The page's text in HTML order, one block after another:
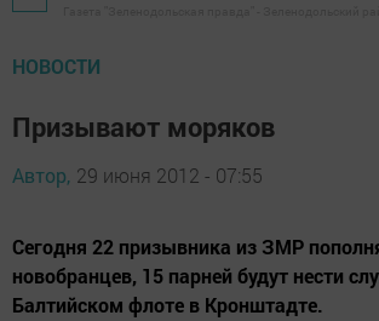
НОВОСТИ
Призывают моряков
Автор, 29 июня 2012 - 07:55
Сегодня 22 призывника из ЗМР
новобранцев, 15 парней будут нести
Балтийском флоте в Кронштадте.